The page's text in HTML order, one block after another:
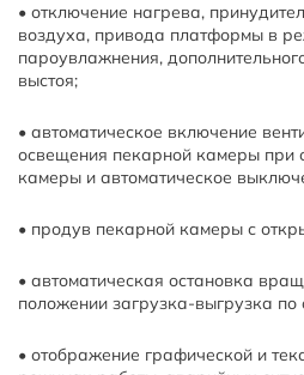
• отключение нагрева,
воздуха, привода платформы в
пароувлажнения,
выстоя;
• автоматическое включение
освещения пекарной камеры при
камеры и автоматическое
• продув пекарной камеры с
• автоматическая остановка
положении загрузка-выгрузка
• отображение графической и